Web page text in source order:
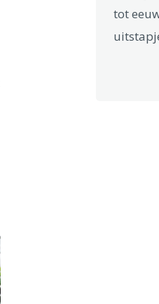
tot